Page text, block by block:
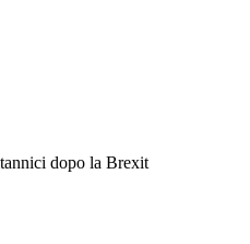
dopo la Brexit